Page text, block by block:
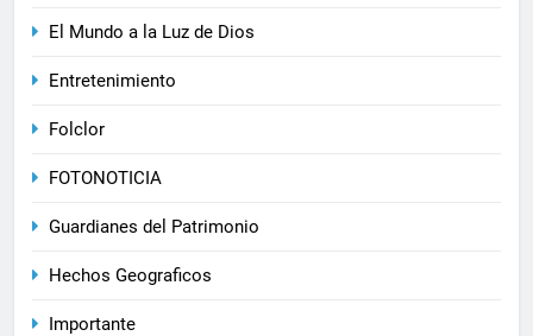
El Mundo a la Luz de Dios
Entretenimiento
Folclor
FOTONOTICIA
Guardianes del Patrimonio
Hechos Geograficos
Importante